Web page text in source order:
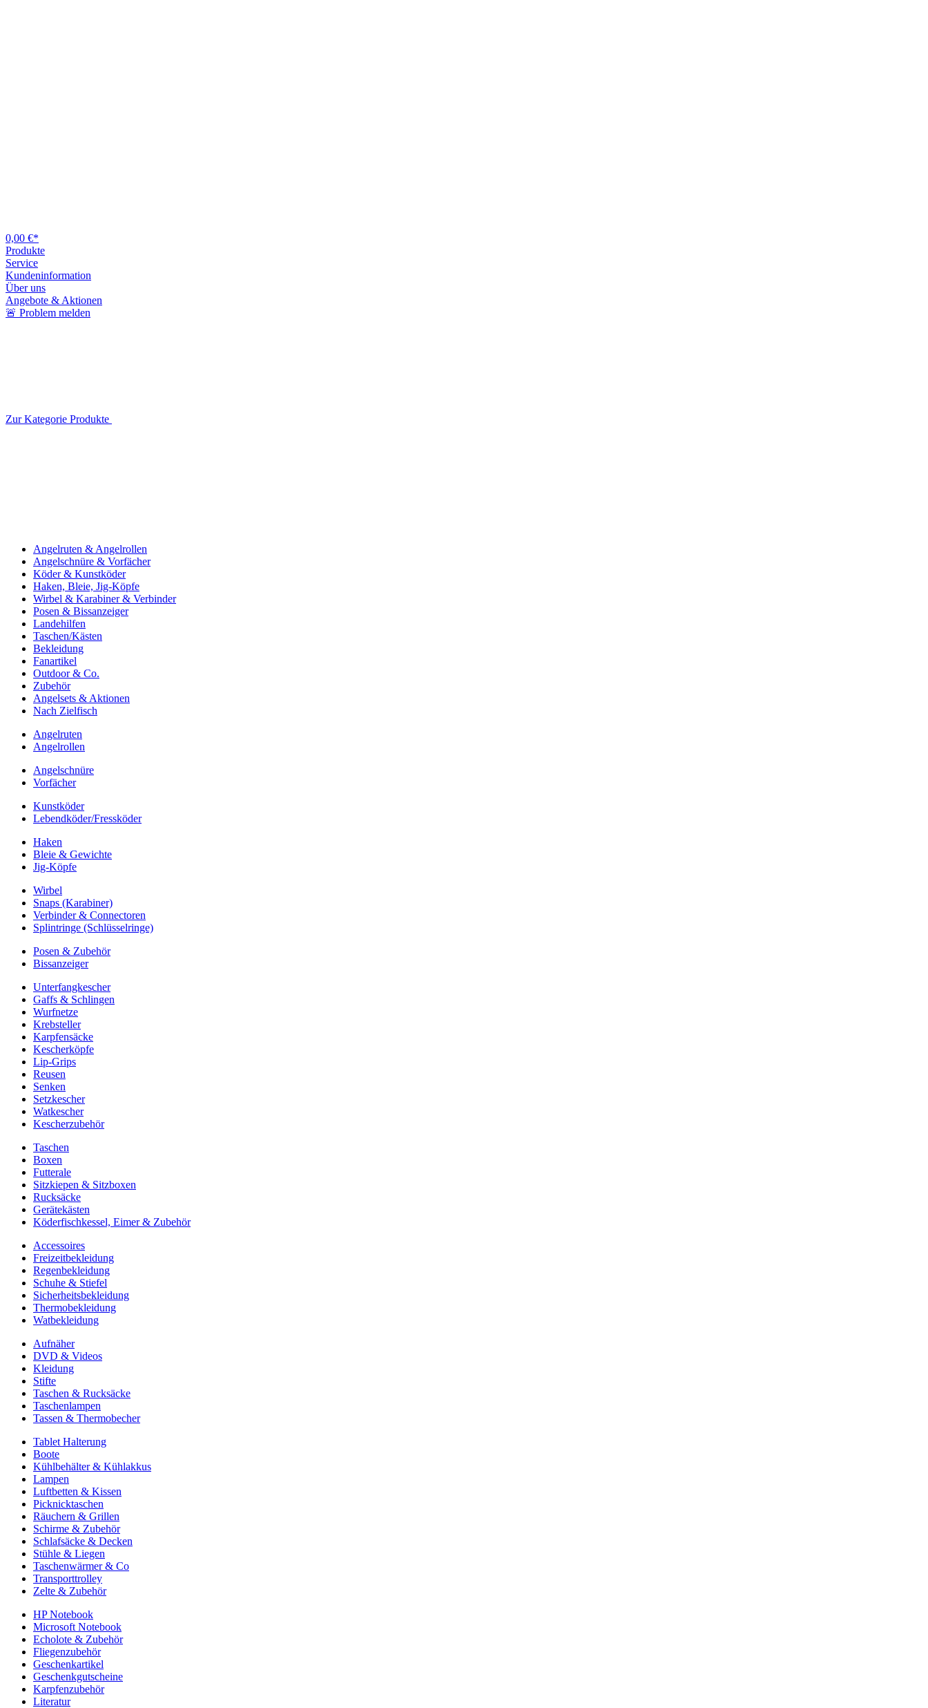
0,00 €*
Produkte
Service
Kundeninformation
Über uns
Angebote & Aktionen
🚨 Problem melden
Zur Kategorie Produkte
Angelruten & Angelrollen
Angelschnüre & Vorfächer
Köder & Kunstköder
Haken, Bleie, Jig-Köpfe
Wirbel & Karabiner & Verbinder
Posen & Bissanzeiger
Landehilfen
Taschen/Kästen
Bekleidung
Fanartikel
Outdoor & Co.
Zubehör
Angelsets & Aktionen
Nach Zielfisch
Angelruten
Angelrollen
Angelschnüre
Vorfächer
Kunstköder
Lebendköder/Fressköder
Haken
Bleie & Gewichte
Jig-Köpfe
Wirbel
Snaps (Karabiner)
Verbinder & Connectoren
Splintringe (Schlüsselringe)
Posen & Zubehör
Bissanzeiger
Unterfangkescher
Gaffs & Schlingen
Wurfnetze
Krebsteller
Karpfensäcke
Kescherköpfe
Lip-Grips
Reusen
Senken
Setzkescher
Watkescher
Kescherzubehör
Taschen
Boxen
Futterale
Sitzkiepen & Sitzboxen
Rucksäcke
Gerätekästen
Köderfischkessel, Eimer & Zubehör
Accessoires
Freizeitbekleidung
Regenbekleidung
Schuhe & Stiefel
Sicherheitsbekleidung
Thermobekleidung
Watbekleidung
Aufnäher
DVD & Videos
Kleidung
Stifte
Taschen & Rucksäcke
Taschenlampen
Tassen & Thermobecher
Tablet Halterung
Boote
Kühlbehälter & Kühlakkus
Lampen
Luftbetten & Kissen
Picknicktaschen
Räuchern & Grillen
Schirme & Zubehör
Schlafsäcke & Decken
Stühle & Liegen
Taschenwärmer & Co
Transporttrolley
Zelte & Zubehör
HP Notebook
Microsoft Notebook
Echolote & Zubehör
Fliegenzubehör
Geschenkartikel
Geschenkgutscheine
Karpfenzubehör
Literatur